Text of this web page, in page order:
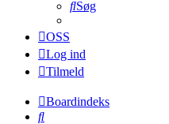
Søg
OSS
Log ind
Tilmeld
Boardindeks
Søg